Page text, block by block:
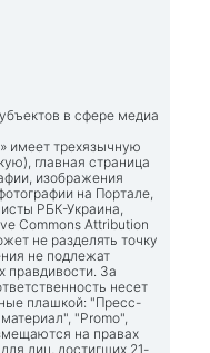
в сфере медиа
имеет трехязычную
главная страница
изображения
на Портале,
РБК-Украина,
Commons Attribution
не разделять точку
не подлежат
За
несет
плашкой: "Пресс-
"Promo",
на правах
лиц, достигших 21-